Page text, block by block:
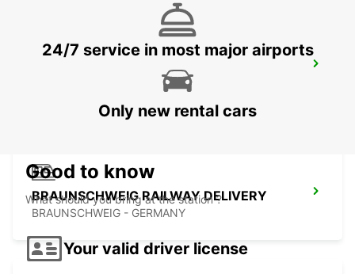
BRAUNSCHWEIG NORTH NO TRUCKS
BRAUNSCHWEIG - GERMANY
BRAUNSCHWEIG RAILWAY DELIVERY
BRAUNSCHWEIG - GERMANY
24/7 service in most major airports
Only new rental cars
Good to know
What should you bring at the station ?
Your valid driver license